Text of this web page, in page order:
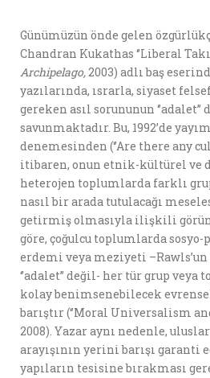
Günümüzün önde gelen
Chandran Kukathas ‘’Liberal
Archipelago,2003) adlı baş
yazılarında, ısrarla, siyaset
gereken asıl sorununun ‘’adalet’’
savunmaktadır. Bu, 1992’de
denemesinden (‘’Are there any
itibaren, onun etnik-kültürel ve
heterojen toplumlarda farklı
nasıl bir arada tutulacağı
getirmiş olmasıyla ilişkili
göre, çoğulcu toplumlarda
erdemi veya meziyeti –Rawls’un
‘’adalet’’ değil- her tür grup
kolay benimsenebilecek
barıştır (‘’Moral Universalism
2008). Yazar aynı nedenle,
arayışının yerini barışı garanti
yapıların tesisine bırakması